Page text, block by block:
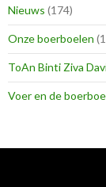
Nieuws (174)
Onze boerboelen
ToAn Binti Ziva
Voer en de